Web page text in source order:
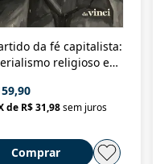
da fé capitalista:
religioso e
de R$ 31,98sem juros
Comprar